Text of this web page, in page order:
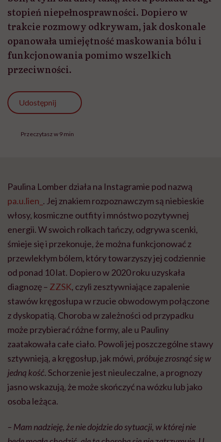
stopień niepełnosprawności. Dopiero w
trakcie rozmowy odkrywam, jak doskonale
opanowała umiejętność maskowania bólu i
funkcjonowania pomimo wszelkich
przeciwności.
Udostępnij
Przeczytasz w 9 min
Paulina Lomber działa na Instagramie pod nazwą
pa.u.lien_ . Jej znakiem rozpoznawczym są niebieskie
włosy, kosmiczne outfity i mnóstwo pozytywnej
energii. W swoich rolkach tańczy, odgrywa scenki,
śmieje się i przekonuje, że można funkcjonować z
przewlekłym bólem, który towarzyszy jej codziennie
od ponad 10 lat. Dopiero w 2020 roku uzyskała
diagnozę – ZZSK, czyli zesztywniające zapalenie
stawów kręgosłupa w rzucie obwodowym połączone
z dyskopatią. Choroba w zależności od przypadku
może przybierać różne formy, ale u Pauliny
zaatakowała całe ciało. Powoli jej poszczególne stawy
sztywnieją, a kręgosłup, jak mówi, próbuje zrosnąć się w
jedną kość. Schorzenie jest nieuleczalne, a prognozy
jasno wskazują, że może skończyć na wózku lub jako
osoba leżąca.
– Mam nadzieję, że nie dojdzie do sytuacji, w której nie